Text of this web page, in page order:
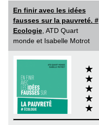
En finir avec les idées
fausses sur la pauvreté. #
Ecologie, ATD Quart
monde et Isabelle Motrot